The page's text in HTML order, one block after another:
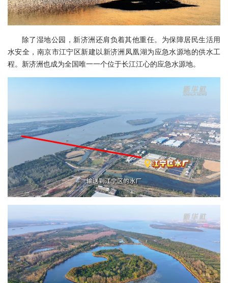
除了湿地公园，新济洲还肩负着其他重任。为保障居民生活用
水安全，南京市江宁区新建以新济洲凤凰湖为应急水源地的供水工
程。新济洲也成为全国唯一一个位于长江江心的应急水源地。